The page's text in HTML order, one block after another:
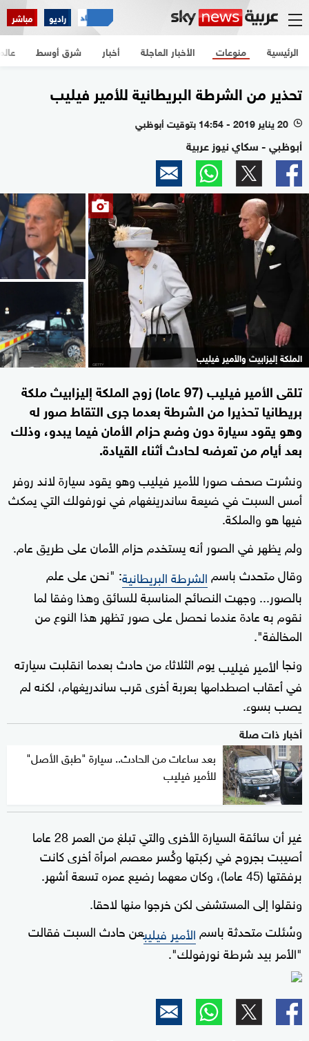
راديو مباشر
الرئيسية الأخبار العاجلة أخبار شرق أوسط منوعات
تحذير من الشرطة البريطانية للأمير فيليب
l 20 يناير 2019 - 14:54 بتوقيت أبوظبي
أبوظبي - سكاي نيوز عربية
الملكة إليزابيث والأمير فيليب
تلقى الأمير فيليب (97 عاما) زوج الملكة إليزابيث ملكة
بريطانيا تحذيرا من الشرطة بعدما جرى التقاط صور له
وهو يقود سيارة دون وضع حزام الأمان فيما يبدو، وذلك
بعد أيام من تعرضه لحادث أثناء القيادة.
ونشرت صحف صورا للأمير فيليب وهو يقود سيارة لاند روفر
أمس السبت في ضيعة ساندرينغهام في نورفولك التي يمكث
فيها هو والملكة.
ولم يظهر في الصور أنه يستخدم حزام الأمان على طريق عام.
وقال متحدث باسم الشرطة البريطانية: "نحن على علم
بالصور... وجهت النصائح المناسبة للسائق وهذا وفقا لما
نقوم به عادة عندما نحصل على صور تظهر هذا النوع من
المخالفة".
ونجا الأمير فيليبيوم الثلاثاء من حادث بعدما انقلبت سيارته
في أعقاب اصطدامها بعربة أخرى قرب ساندريغهام، لكنه لم
يصب بسوء.
أخبار ذات صلة
بعد ساعات من الحادث.. سيارة "طبق الأصل"
للأمير فيليب
غير أن سائقة السيارة الأخرى والتي تبلغ من العمر 28 عاما
أصيبت بجروح في ركبتها وكُسر معصم امرأة أخرى كانت
برفقتها (45 عاما)، وكان معهما رضيع عمره تسعة أشهر.
ونقلوا إلى المستشفى لكن خرجوا منها لاحقا.
وسُئلت متحدثة باسم الأمير فيليبعن حادث السبت فقالت
"الأمر بيد شرطة نورفولك".